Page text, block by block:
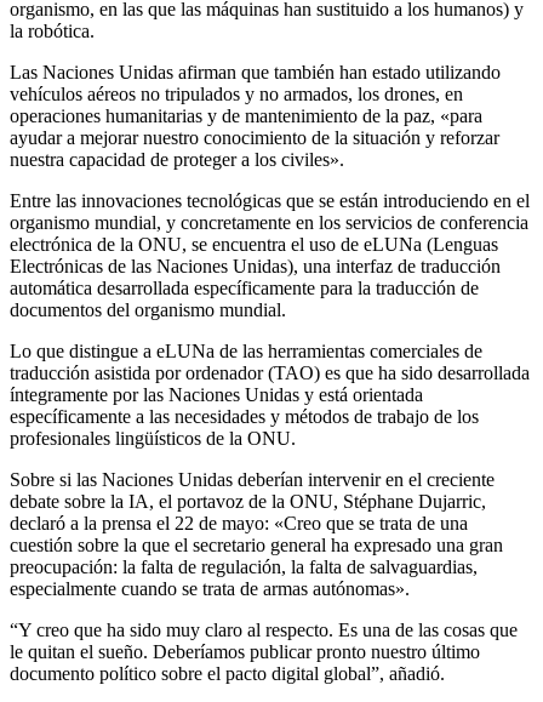
organismo, en las que las máquinas han sustituido a los humanos) y
la robótica.
Las Naciones Unidas afirman que también han estado utilizando
vehículos aéreos no tripulados y no armados, los drones, en
operaciones humanitarias y de mantenimiento de la paz, «para
ayudar a mejorar nuestro conocimiento de la situación y reforzar
nuestra capacidad de proteger a los civiles».
Entre las innovaciones tecnológicas que se están introduciendo en el
organismo mundial, y concretamente en los servicios de conferencia
electrónica de la ONU, se encuentra el uso de eLUNa (Lenguas
Electrónicas de las Naciones Unidas), una interfaz de traducción
automática desarrollada específicamente para la traducción de
documentos del organismo mundial.
Lo que distingue a eLUNa de las herramientas comerciales de
traducción asistida por ordenador (TAO) es que ha sido desarrollada
íntegramente por las Naciones Unidas y está orientada
específicamente a las necesidades y métodos de trabajo de los
profesionales lingüísticos de la ONU.
Sobre si las Naciones Unidas deberían intervenir en el creciente
debate sobre la IA, el portavoz de la ONU, Stéphane Dujarric,
declaró a la prensa el 22 de mayo: «Creo que se trata de una
cuestión sobre la que el secretario general ha expresado una gran
preocupación: la falta de regulación, la falta de salvaguardias,
especialmente cuando se trata de armas autónomas».
“Y creo que ha sido muy claro al respecto. Es una de las cosas que
le quitan el sueño. Deberíamos publicar pronto nuestro último
documento político sobre el pacto digital global”, añadió.